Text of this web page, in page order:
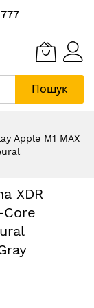
Пошук
Apple M1 MAX
XDR
Core